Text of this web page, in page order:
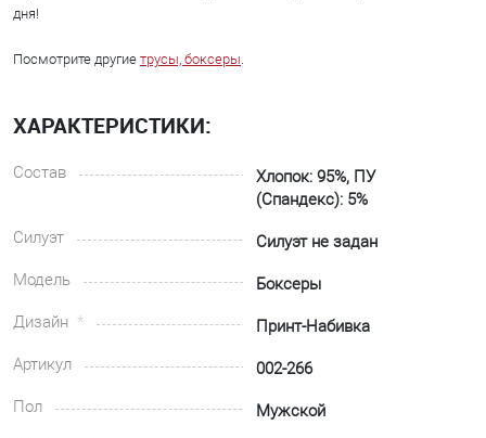
дня!
Посмотрите другие трусы, боксеры.
ХАРАКТЕРИСТИКИ:
Состав
Хлопок: 95%, ПУ
(Спандекс): 5%
Силуэт
Силуэт не задан
Модель
Боксеры
Дизайн
Принт-Набивка
Артикул
002-266
Пол
Мужской